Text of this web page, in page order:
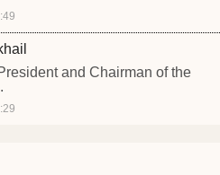
and Chairman of the